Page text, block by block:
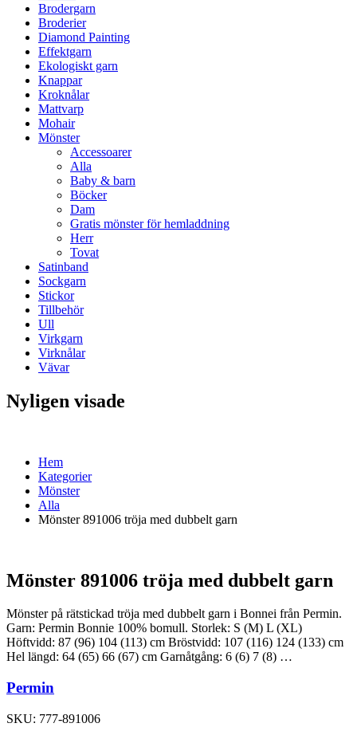
Brodergarn
Broderier
Diamond Painting
Effektgarn
Ekologiskt garn
Knappar
Kroknålar
Mattvarp
Mohair
Mönster
Accessoarer
Alla
Baby & barn
Böcker
Dam
Gratis mönster för hemladdning
Herr
Tovat
Satinband
Sockgarn
Stickor
Tillbehör
Ull
Virkgarn
Virknålar
Vävar
Nyligen visade
Hem
Kategorier
Mönster
Alla
Mönster 891006 tröja med dubbelt garn
Mönster 891006 tröja med dubbelt garn
Mönster på rätstickad tröja med dubbelt garn i Bonnei från Permin.
Garn: Permin Bonnie 100% bomull. Storlek: S (M) L (XL)
Höftvidd: 87 (96) 104 (113) cm Bröstvidd: 107 (116) 124 (133) cm
Hel längd: 64 (65) 66 (67) cm Garnåtgång: 6 (6) 7 (8) …
Permin
SKU: 777-891006